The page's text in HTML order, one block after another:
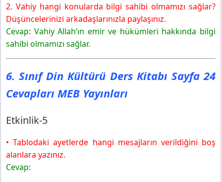
Yayınları
Konuya Başlarken
Etkinlik-6
Değerlendirme
6. Sınıf Din Kültürü Ders Kitabı Sayfa 30 Cevapları MEB
Yayınları
Etkinlik-7
Değerlendirme
2. Vahiy hangi konularda bilgi sahibi olmamızı sağlar?
Düşüncelerinizi arkadaşlarınızla paylaşınız.
Cevap: Vahiy Allah’ın emir ve hükümleri hakkında bilgi
sahibi olmamızı sağlar.
6. Sınıf Din Kültürü Ders Kitabı Sayfa 24
Cevapları MEB Yayınları
Etkinlik-5
• Tablodaki ayetlerde hangi mesajların verildiğini boş
alanlara yazınız.
Cevap: